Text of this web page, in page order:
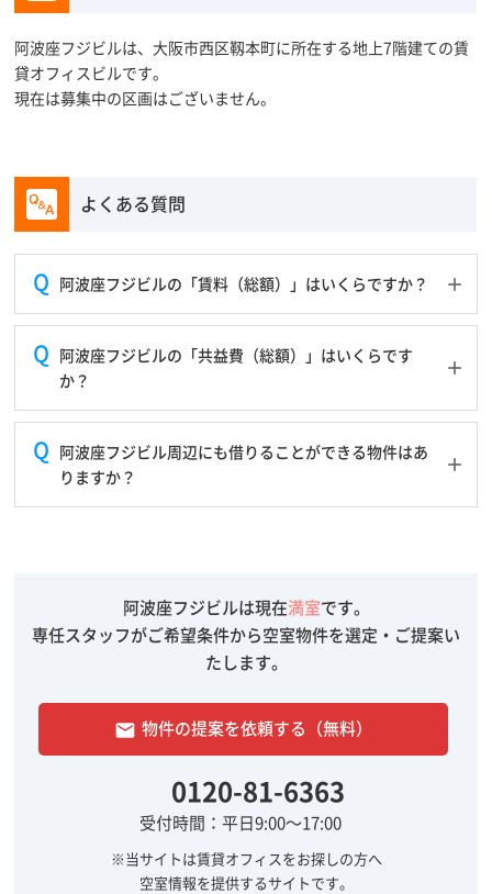
阿波座フジビルは、大阪市西区靱本町に所在する地上7階建ての賃
貸オフィスビルです。
現在は募集中の区画はございません。
よくある質問
阿波座フジビルの「賃料（総額）」はいくらですか？
阿波座フジビルの「共益費（総額）」はいくらです
か？
阿波座フジビル周辺にも借りることができる物件はあ
りますか？
阿波座フジビルは現在満室です。
専任スタッフがご希望条件から空室物件を選定・ご提案い
たします。
email 物件の提案を依頼する（無料）
0120-81-6363
受付時間：平日9:00～17:00
※当サイトは賃貸オフィスをお探しの方へ
空室情報を提供するサイトです。